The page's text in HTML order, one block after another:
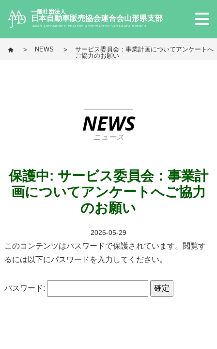
一般社団法人
日本自動車販売協会連合会山形県支部
JAPAN AUTOMOBILE DEALERS ASSOCIATION YAMAGATA BRANCH
NEWS
サービス委員会：事業計画についてアンケートへ
ご協力のお願い
NEWS
ニュース
保護中: サービス委員会：事業計
画についてアンケートへご協力
のお願い
2026-05-29
このコンテンツはパスワードで保護されています。閲覧す
るには以下にパスワードを入力してください。
パスワード: